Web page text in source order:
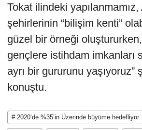
Tokat ilindeki
şehirlerinin “bilişim kenti”
güzel bir örneği
gençlere istihdam imkanları
ayrı bir gururunu yaşıyoruz”
konuştu.
# 2020’de %35’in Üzerinde büyüme hedefliyor